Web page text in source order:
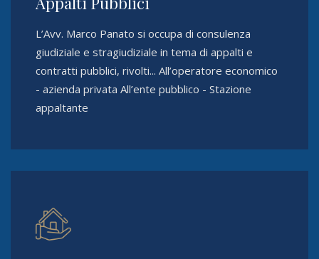
L’Avv. Marco Panato si occupa di consulenza
giudiziale e stragiudiziale in tema di appalti e
contratti pubblici, rivolti... All’operatore economico
- azienda privata All’ente pubblico - Stazione
appaltante